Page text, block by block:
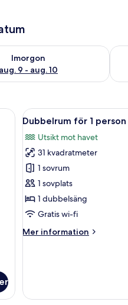
Imorgon
aug. 9 - aug. 10
för imorgon
sänglampor, ett nattduksbord,
Öppna
alla
foton
för
Dubbelrum
för
1
person
6
Dubbelrum för 1 person
Utsikt mot havet
31 kvadratmeter
1 sovrum
1 sovplats
1 dubbelsäng
Gratis wi-fi
Mer information
Mer
person